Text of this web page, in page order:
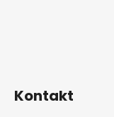
Kontakt